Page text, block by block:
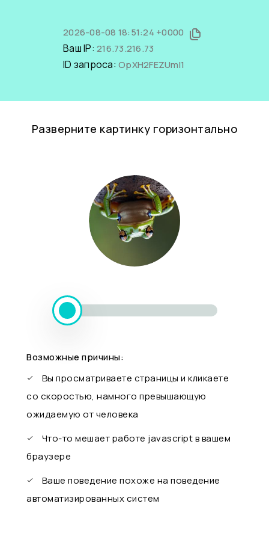
2026-08-08 18:51:24 +0000
Ваш IP: 216.73.216.73
ID запроса: OpXH2FEZUmI1
Разверните картинку горизонтально
Возможные причины:
Вы просматриваете страницы и кликаете
со скоростью, намного превышающую
ожидаемую от человека
Что-то мешает работе javascript в вашем
браузере
Ваше поведение похоже на поведение
автоматизированных систем